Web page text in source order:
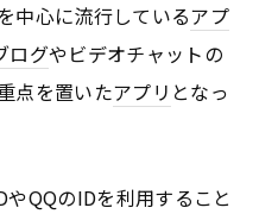
中心に流行しているアプ
ログやビデオチャットの
点を置いたアプリ となっ
QQのIDを利用すること